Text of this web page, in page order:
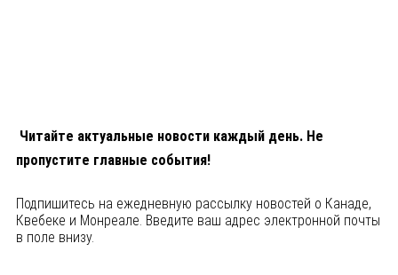
Читайте актуальные новости каждый день. Не
пропустите главные события!
Подпишитесь на ежедневную рассылку новостей о Канаде,
Квебеке и Монреале. Введите ваш адрес электронной почты
в поле внизу.